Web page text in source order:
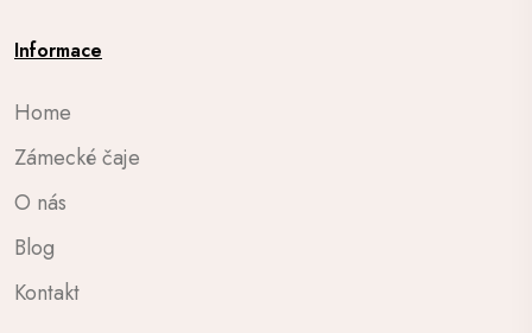
Informace
Home
Zámecké čaje
O nás
Blog
Kontakt